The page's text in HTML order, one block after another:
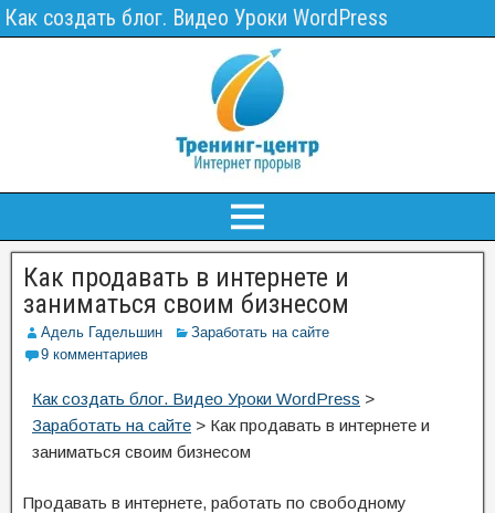
Как создать блог. Видео Уроки WordPress
Как продавать в интернете и
заниматься своим бизнесом
Адель Гадельшин
Заработать на сайте
9 комментариев
Как создать блог. Видео Уроки WordPress >
Заработать на сайте > Как продавать в интернете и
заниматься своим бизнесом
Продавать в интернете, работать по свободному